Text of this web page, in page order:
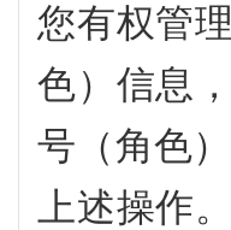
您有权管
色）信息
号（角色
上述操作